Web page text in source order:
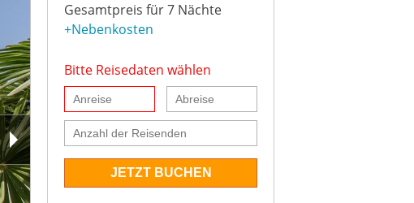
Gesamtpreis für 7 Nächte
+Nebenkosten
Bitte Reisedaten wählen
JETZT BUCHEN